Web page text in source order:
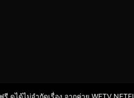
ดูได้ไม่จำกัดเรื่อง จากค่าย WETV